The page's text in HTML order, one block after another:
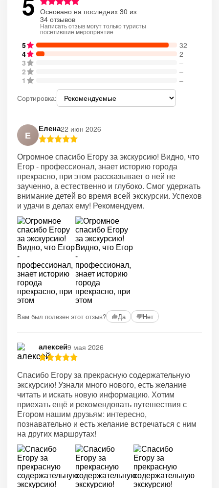
Основано на последних 30 из
34 отзывов
Написать отзыв могут только туристы
посетившие мероприятие
5
32
4
2
3
–
2
–
1
–
Сортировка:
Е
Елена22 июн 2026
Огромное спасибо Егору за экскурсию! Видно, что
Егор - профессионал, знает историю города
прекрасно, при этом рассказывает о ней не
заученно, а естественно и глубоко. Смог удержать
внимание детей во время всей экскурсии. Успехов
и удачи в делах ему! Рекомендуем.
Вам был полезен этот отзыв? Да Нет
алексей9 мая 2026
Спасибо Егору за прекрасную содержательную
экскурсию! Узнали много нового, есть желание
читать и искать новую информацию. Хотим
приехать ещё и рекомендовать путешествия с
Егором нашим друзьям: интересно,
познавательно и есть желание встречаться с ним
на других маршрутах!